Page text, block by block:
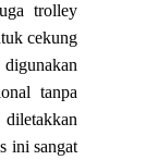
trolley
cekung
tanpa
ini sangat